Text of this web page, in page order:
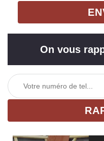
On vous